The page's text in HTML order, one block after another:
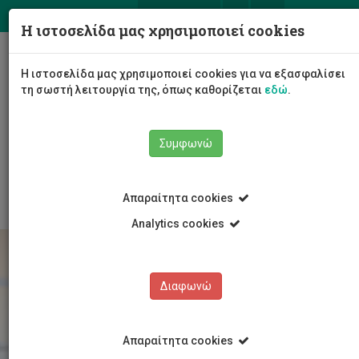
Διοίκηση
Διοικητικές Υπηρεσίες
Η ιστοσελίδα μας χρησιμοποιεί cookies
Η ιστοσελίδα μας χρησιμοποιεί cookies για να εξασφαλίσει
τη σωστή λειτουργία της, όπως καθορίζεται εδώ.
Συμφωνώ
Απαραίτητα cookies
Analytics cookies
Διαφωνώ
Απαραίτητα cookies